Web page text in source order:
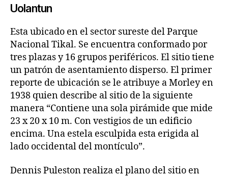
Uolantun
Esta ubicado en el sector sureste del Parque
Nacional Tikal. Se encuentra conformado por
tres plazas y 16 grupos periféricos. El sitio tiene
un patrón de asentamiento disperso. El primer
reporte de ubicación se le atribuye a Morley en
1938 quien describe al sitio de la siguiente
manera “Contiene una sola pirámide que mide
23 x 20 x 10 m. Con vestigios de un edificio
encima. Una estela esculpida esta erigida al
lado occidental del montículo”.
Dennis Puleston realiza el plano del sitio en